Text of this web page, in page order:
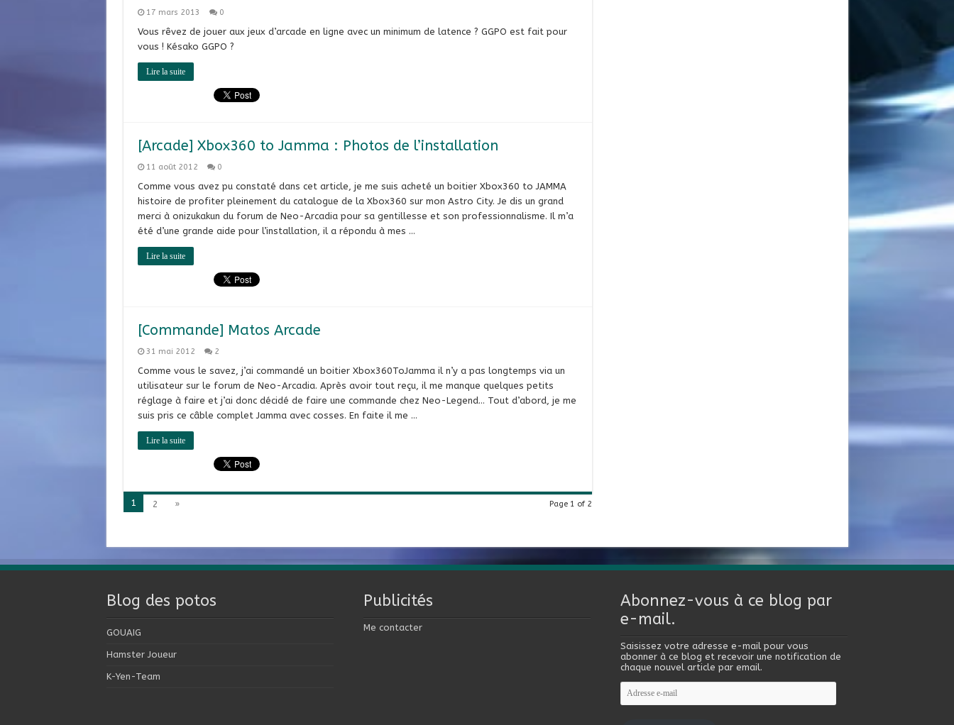
17 mars 2013 0
Vous rêvez de jouer aux jeux d’arcade en ligne avec un minimum de latence ? GGPO est fait pour
vous ! Késako GGPO ?
Lire la suite
[Arcade] Xbox360 to Jamma : Photos de l’installation
11 août 2012 0
Comme vous avez pu constaté dans cet article, je me suis acheté un boitier Xbox360 to JAMMA
histoire de profiter pleinement du catalogue de la Xbox360 sur mon Astro City. Je dis un grand
merci à onizukakun du forum de Neo-Arcadia pour sa gentillesse et son professionnalisme. Il m’a
été d’une grande aide pour l’installation, il a répondu à mes …
Lire la suite
[Commande] Matos Arcade
31 mai 2012 2
Comme vous le savez, j’ai commandé un boitier Xbox360ToJamma il n’y a pas longtemps via un
utilisateur sur le forum de Neo-Arcadia. Après avoir tout reçu, il me manque quelques petits
réglage à faire et j’ai donc décidé de faire une commande chez Neo-Legend… Tout d’abord, je me
suis pris ce câble complet Jamma avec cosses. En faite il me …
Lire la suite
Page 1 of 2
1 2 »
Blog des potos
GOUAIG
Hamster Joueur
K-Yen-Team
Publicités
Me contacter
Abonnez-vous à ce blog par
e-mail.
Saisissez votre adresse e-mail pour vous
abonner à ce blog et recevoir une notification de
chaque nouvel article par email.
Adresse
e-
mail